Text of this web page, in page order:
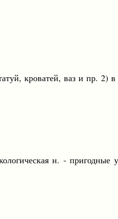
кроватей, ваз и пр. 2)
н. -